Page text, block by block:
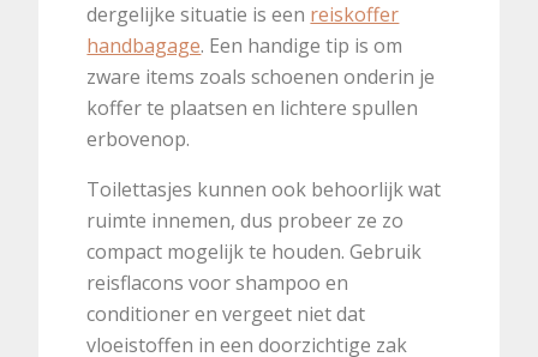
dergelijke situatie is een reiskoffer
handbagage. Een handige tip is om
zware items zoals schoenen onderin je
koffer te plaatsen en lichtere spullen
erbovenop.
Toilettasjes kunnen ook behoorlijk wat
ruimte innemen, dus probeer ze zo
compact mogelijk te houden. Gebruik
reisflacons voor shampoo en
conditioner en vergeet niet dat
vloeistoffen in een doorzichtige zak